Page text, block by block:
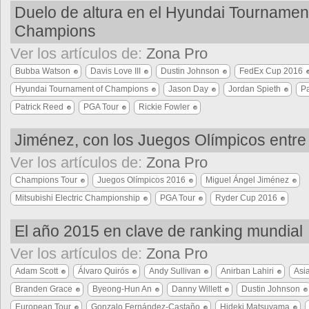
Duelo de altura en el Hyundai
Champions
Ver los artículos de: Zona Pro
Bubba Watson Davis Love III Dustin Johnson
FedEx Cup 2016
Hyundai Tournament of Champions
Jason Day Jordan Spieth
Patrick Reed
PGA Tour Rickie Fowler
Jiménez, con los Juegos Olímpicos
Ver los artículos de: Zona Pro
Champions Tour Juegos Olímpicos 2016
Miguel Ángel Jiménez
Mitsubishi Electric Championship
PGA Tour Ryder Cup 2016
El año 2015 en clave de ranking mundial
Ver los artículos de: Zona Pro
Adam Scott Álvaro Quirós Andy Sullivan Anirban Lahiri
Branden Grace
Byeong-Hun An Danny Willett
Dustin Johnson
European Tour
Gonzalo Fernández-Castaño
Hideki Matsuyama